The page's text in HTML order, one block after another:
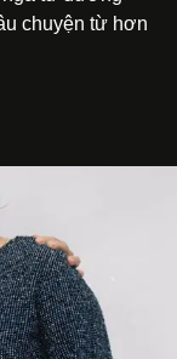
chuyện từ hơn